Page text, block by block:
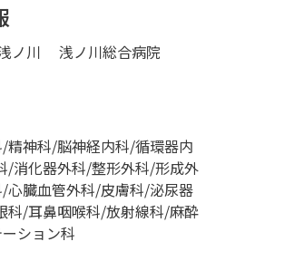
ノ川
浅ノ川総合病院
精神科/脳神経内科/循環器内
/消化器外科/整形外科/形成外
心臓血管外科/皮膚科/泌尿器
科/耳鼻咽喉科/放射線科/麻酔
ション科